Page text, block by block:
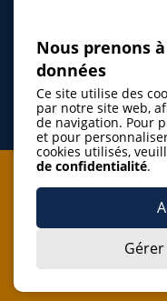
Je
J’accepte de m’abonner
Nous prenons
données
Ce site utilise des
par notre site web,
de navigation. Pour
et pour
cookies utilisés,
de confidentialité.